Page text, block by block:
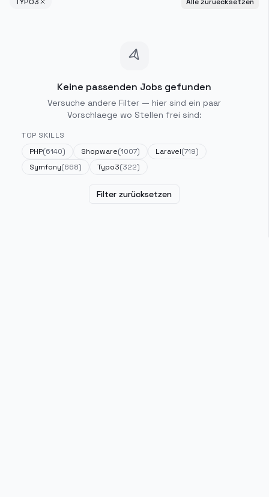
Keine passenden Jobs gefunden
Versuche andere Filter — hier sind ein paar
Vorschlaege wo Stellen frei sind:
TOP SKILLS
PHP(6140) Shopware(1007) Laravel(719)
Symfony(668) Typo3(322)
Filter zurücksetzen